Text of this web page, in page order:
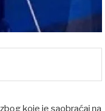
koje je saobraćaj na